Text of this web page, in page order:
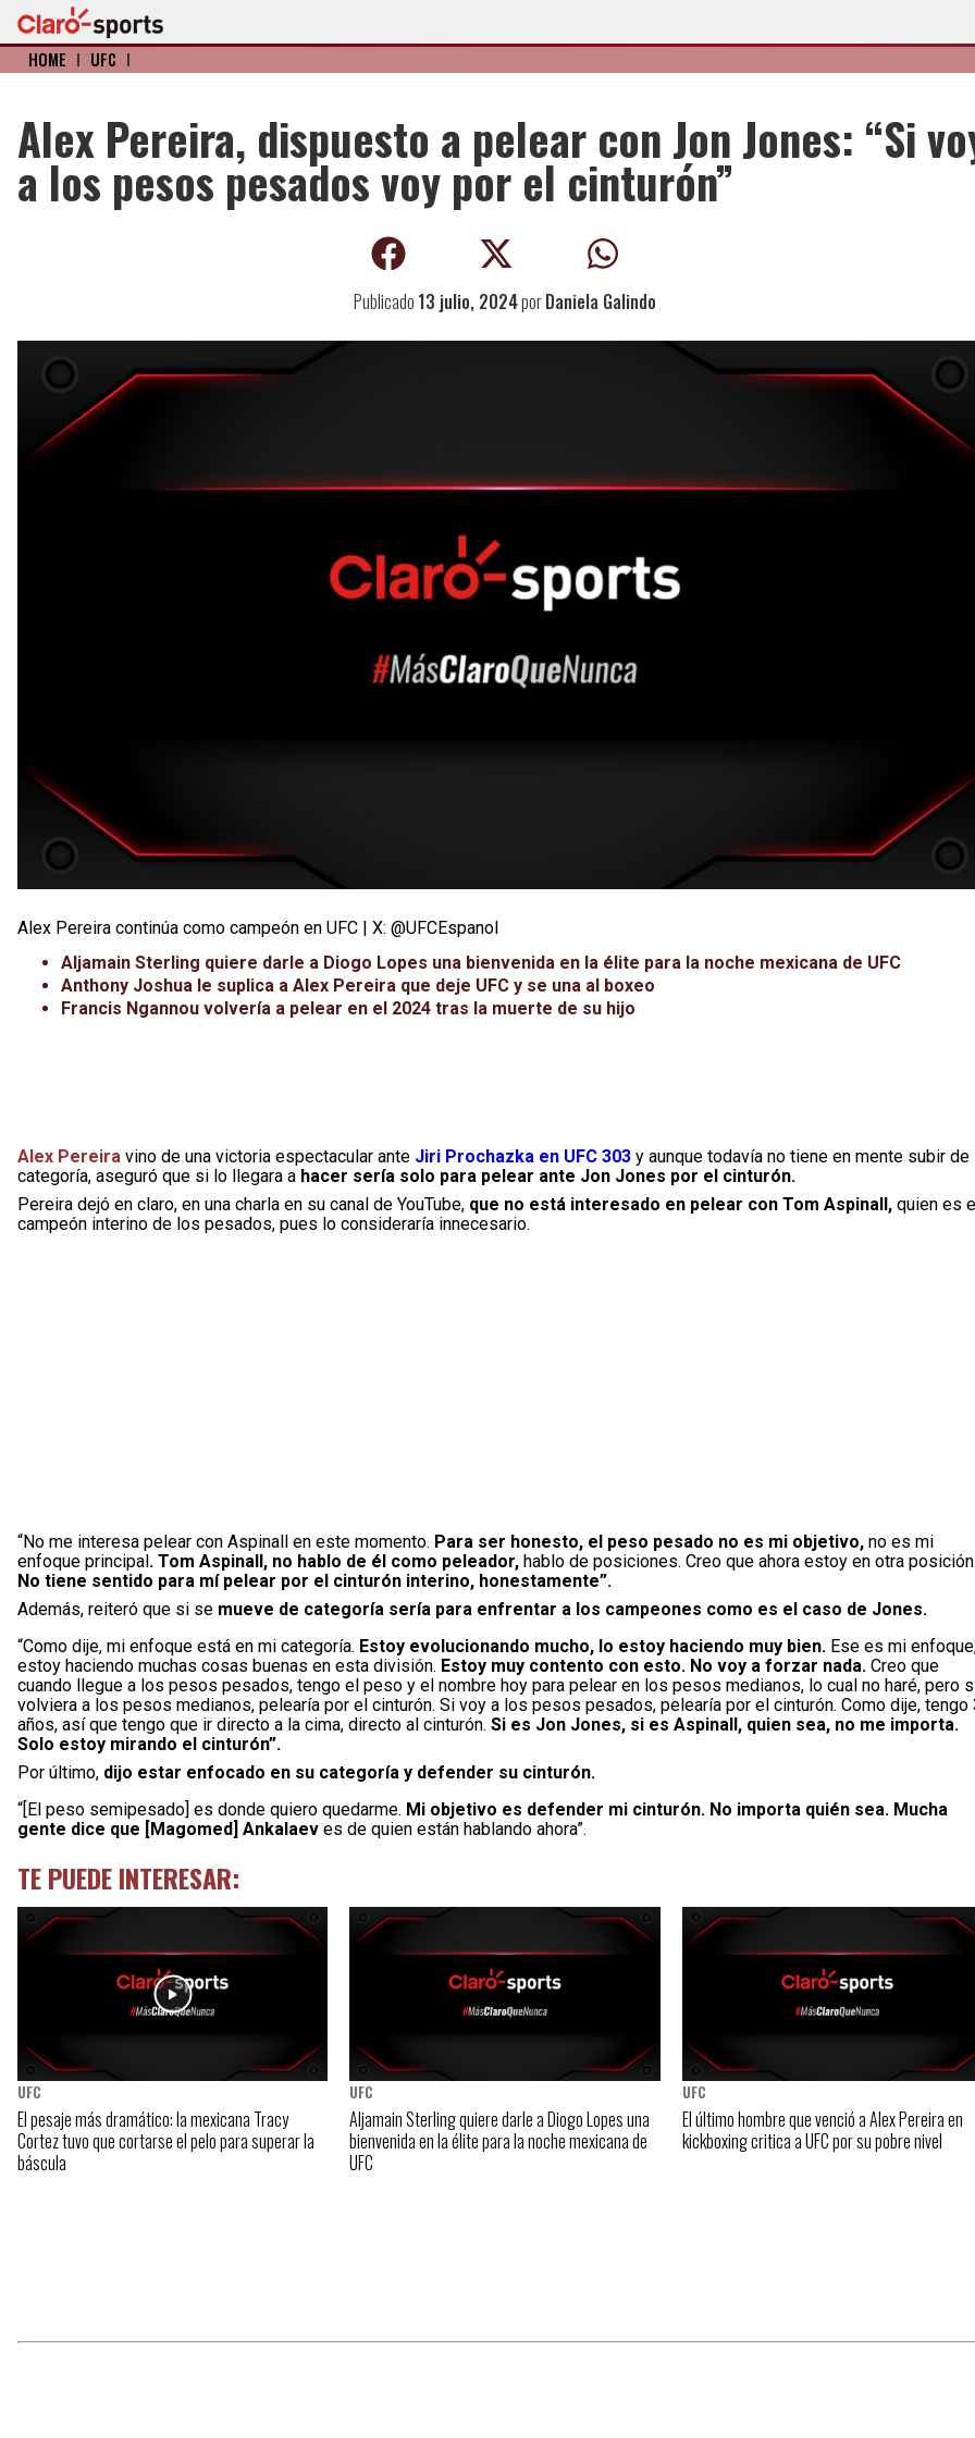
HOME I UFC I
Alex Pereira, dispuesto a pelear con Jon Jones: “Si
a los pesos pesados voy por el cinturón”
Publicado 13 julio, 2024porDaniela Galindo
Alex Pereira continúa como campeón en UFC | X: @UFCEspanol
Aljamain Sterling quiere darle a Diogo Lopes una bienvenida en la élite para la noche mexicana de UFC
Anthony Joshua le suplica a Alex Pereira que deje UFC y se una al boxeo
Francis Ngannou volvería a pelear en el 2024 tras la muerte de su hijo
Alex Pereira vino de una victoria espectacular ante Jiri Prochazka en UFC 303 y aunque todavía no tiene en mente subir de
categoría, aseguró que si lo llegara a hacer sería solo para pelear ante Jon Jones por el cinturón.
Pereira dejó en claro, en una charla en su canal de YouTube, que no está interesado en pelear con Tom Aspinall, quien es
campeón interino de los pesados, pues lo consideraría innecesario.
“No me interesa pelear con Aspinall en este momento. Para ser honesto, el peso pesado no es mi objetivo, no es mi
enfoque principal. Tom Aspinall, no hablo de él como peleador, hablo de posiciones. Creo que ahora estoy en otra posición.
No tiene sentido para mí pelear por el cinturón interino, honestamente”.
Además, reiteró que si se mueve de categoría sería para enfrentar a los campeones como es el caso de Jones.
“Como dije, mi enfoque está en mi categoría. Estoy evolucionando mucho, lo estoy haciendo muy bien. Ese es mi
estoy haciendo muchas cosas buenas en esta división. Estoy muy contento con esto. No voy a forzar nada. Creo que
cuando llegue a los pesos pesados, tengo el peso y el nombre hoy para pelear en los pesos medianos, lo cual no haré, pero
volviera a los pesos medianos, pelearía por el cinturón. Si voy a los pesos pesados, pelearía por el cinturón. Como dije, tengo
años, así que tengo que ir directo a la cima, directo al cinturón. Si es Jon Jones, si es Aspinall, quien sea, no me importa.
Solo estoy mirando el cinturón”.
Por último, dijo estar enfocado en su categoría y defender su cinturón.
“[El peso semipesado] es donde quiero quedarme. Mi objetivo es defender mi cinturón. No importa quién sea. Mucha
gente dice que [Magomed] Ankalaev es de quien están hablando ahora”.
TE PUEDE INTERESAR:
UFC
El pesaje más dramático: la mexicana Tracy
Cortez tuvo que cortarse el pelo para superar la
báscula
UFC
Aljamain Sterling quiere darle a Diogo Lopes una
bienvenida en la élite para la noche mexicana de
UFC
UFC
El último hombre que venció a Alex Pereira en
kickboxing critica a UFC por su pobre nivel